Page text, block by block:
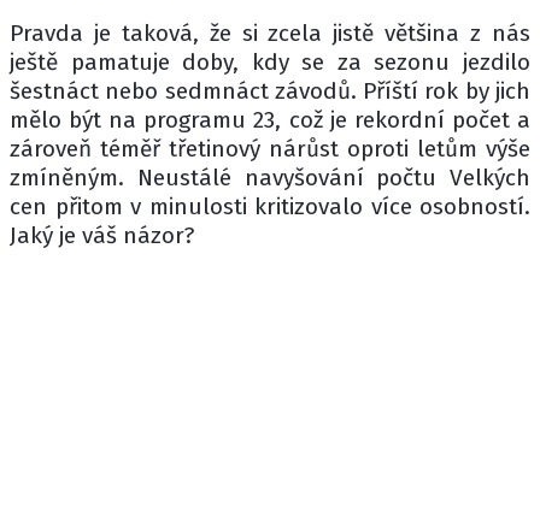
Pravda je taková, že si zcela jistě většina z nás
ještě pamatuje doby, kdy se za sezonu jezdilo
šestnáct nebo sedmnáct závodů. Příští rok by jich
mělo být na programu 23, což je rekordní počet a
zároveň téměř třetinový nárůst oproti letům výše
zmíněným. Neustálé navyšování počtu Velkých
cen přitom v minulosti kritizovalo více osobností.
Jaký je váš názor?